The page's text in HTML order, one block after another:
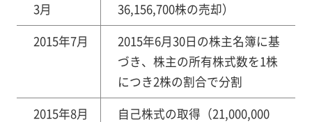
3月
36,156,700株の売却）
2015年7月
2015年6月30日の株主名簿に基
づき、株主の所有株式数を1株
につき2株の割合で分割
2015年8月
自己株式の取得（21,000,000